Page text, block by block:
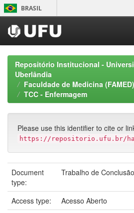
Skip
navigation
BRASIL
Repositório Institucional -
Uberlândia
Faculdade de Medicina (FAMED)
TCC - Enfermagem
Please use this identifier to cite or
https://repositorio.ufu.br/
Document
type:
Trabalho de
Access type:
Acesso Aberto